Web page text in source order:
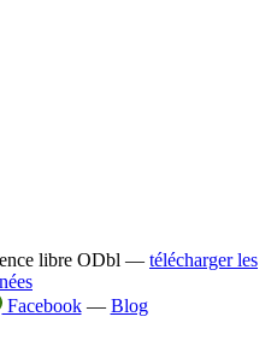
libre ODbl — télécharger les
Facebook— Blog